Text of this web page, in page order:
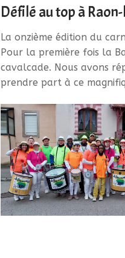
Vidéos
Contact
Défilé au top à Raon-
La onzième édition du
Pour la première fois la
cavalcade. Nous avons
prendre part à ce